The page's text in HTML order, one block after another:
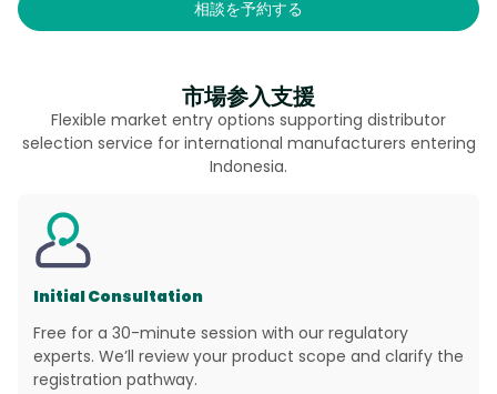
相談を予約する
市場参入支援
Flexible market entry options supporting distributor
selection service for international manufacturers entering
Indonesia.
Initial Consultation
Free for a 30-minute session with our regulatory
experts. We’ll review your product scope and clarify the
registration pathway.